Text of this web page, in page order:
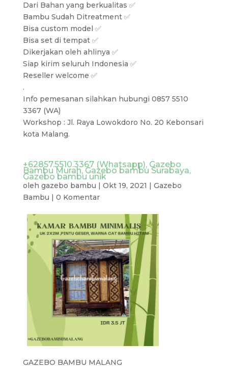
Dari Bahan yang berkualitas ✅
Bambu Sudah Ditreatment ✅
Bisa custom model ✅
Bisa set di tempat ✅
Dikerjakan oleh ahlinya ✅
Siap kirim seluruh Indonesia ✅
Reseller welcome ✅
.
Info pemesanan silahkan hubungi 0857 5510
3367 (WA)
Workshop : Jl. Raya Lowokdoro No. 20 Kebonsari
kota Malang.
+62857.5510.3367 (Whatsapp), Gazebo
Bambu Murah, Gazebo bambu Surabaya,
Gazebo bambu unik
oleh gazebo bambu | Okt 19, 2021 | Gazebo
Bambu | 0 Komentar
GAZEBO BAMBU MALANG